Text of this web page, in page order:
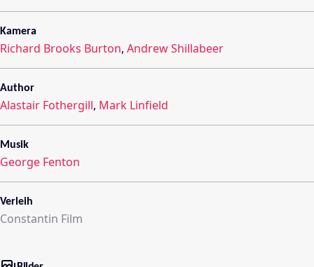
Kamera
Richard Brooks Burton, Andrew Shillabeer
Author
Alastair Fothergill, Mark Linfield
Musik
George Fenton
Verleih
Constantin Film